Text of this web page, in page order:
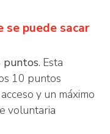
se puede sacar
puntos. Esta
10 puntos
y un máximo
voluntaria